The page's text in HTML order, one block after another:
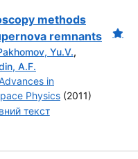
methods
remnants
Yu.V.,
A.F.
in
Physics (2011)
текст